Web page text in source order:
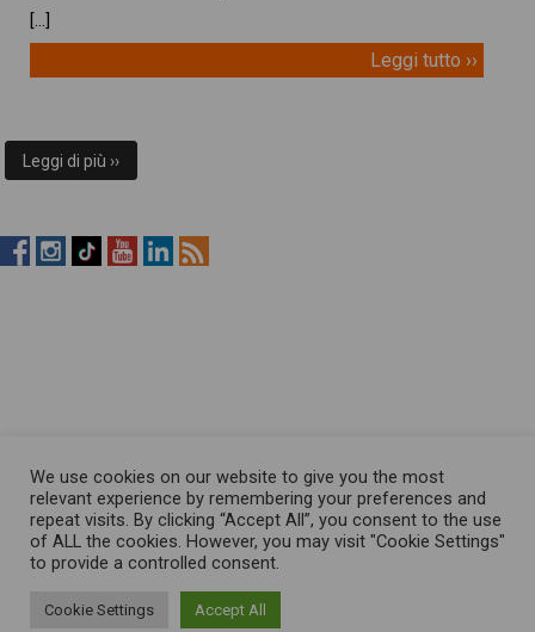
[…]
Leggi tutto ››
Leggi di più ››
RistopiùNews
RistopiùNews
RistopiùNews
RistopiùNews
RistopiùNews
RSS
We use cookies on our website to give you the most
relevant experience by remembering your preferences and
repeat visits. By clicking “Accept All”, you consent to the use
of ALL the cookies. However, you may visit "Cookie Settings"
to provide a controlled consent.
Cookie Settings Accept All